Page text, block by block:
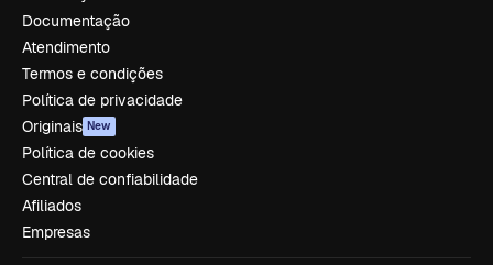
Documentação
Atendimento
Termos e condições
Política de privacidade
Originais New
Política de cookies
Central de confiabilidade
Afiliados
Empresas